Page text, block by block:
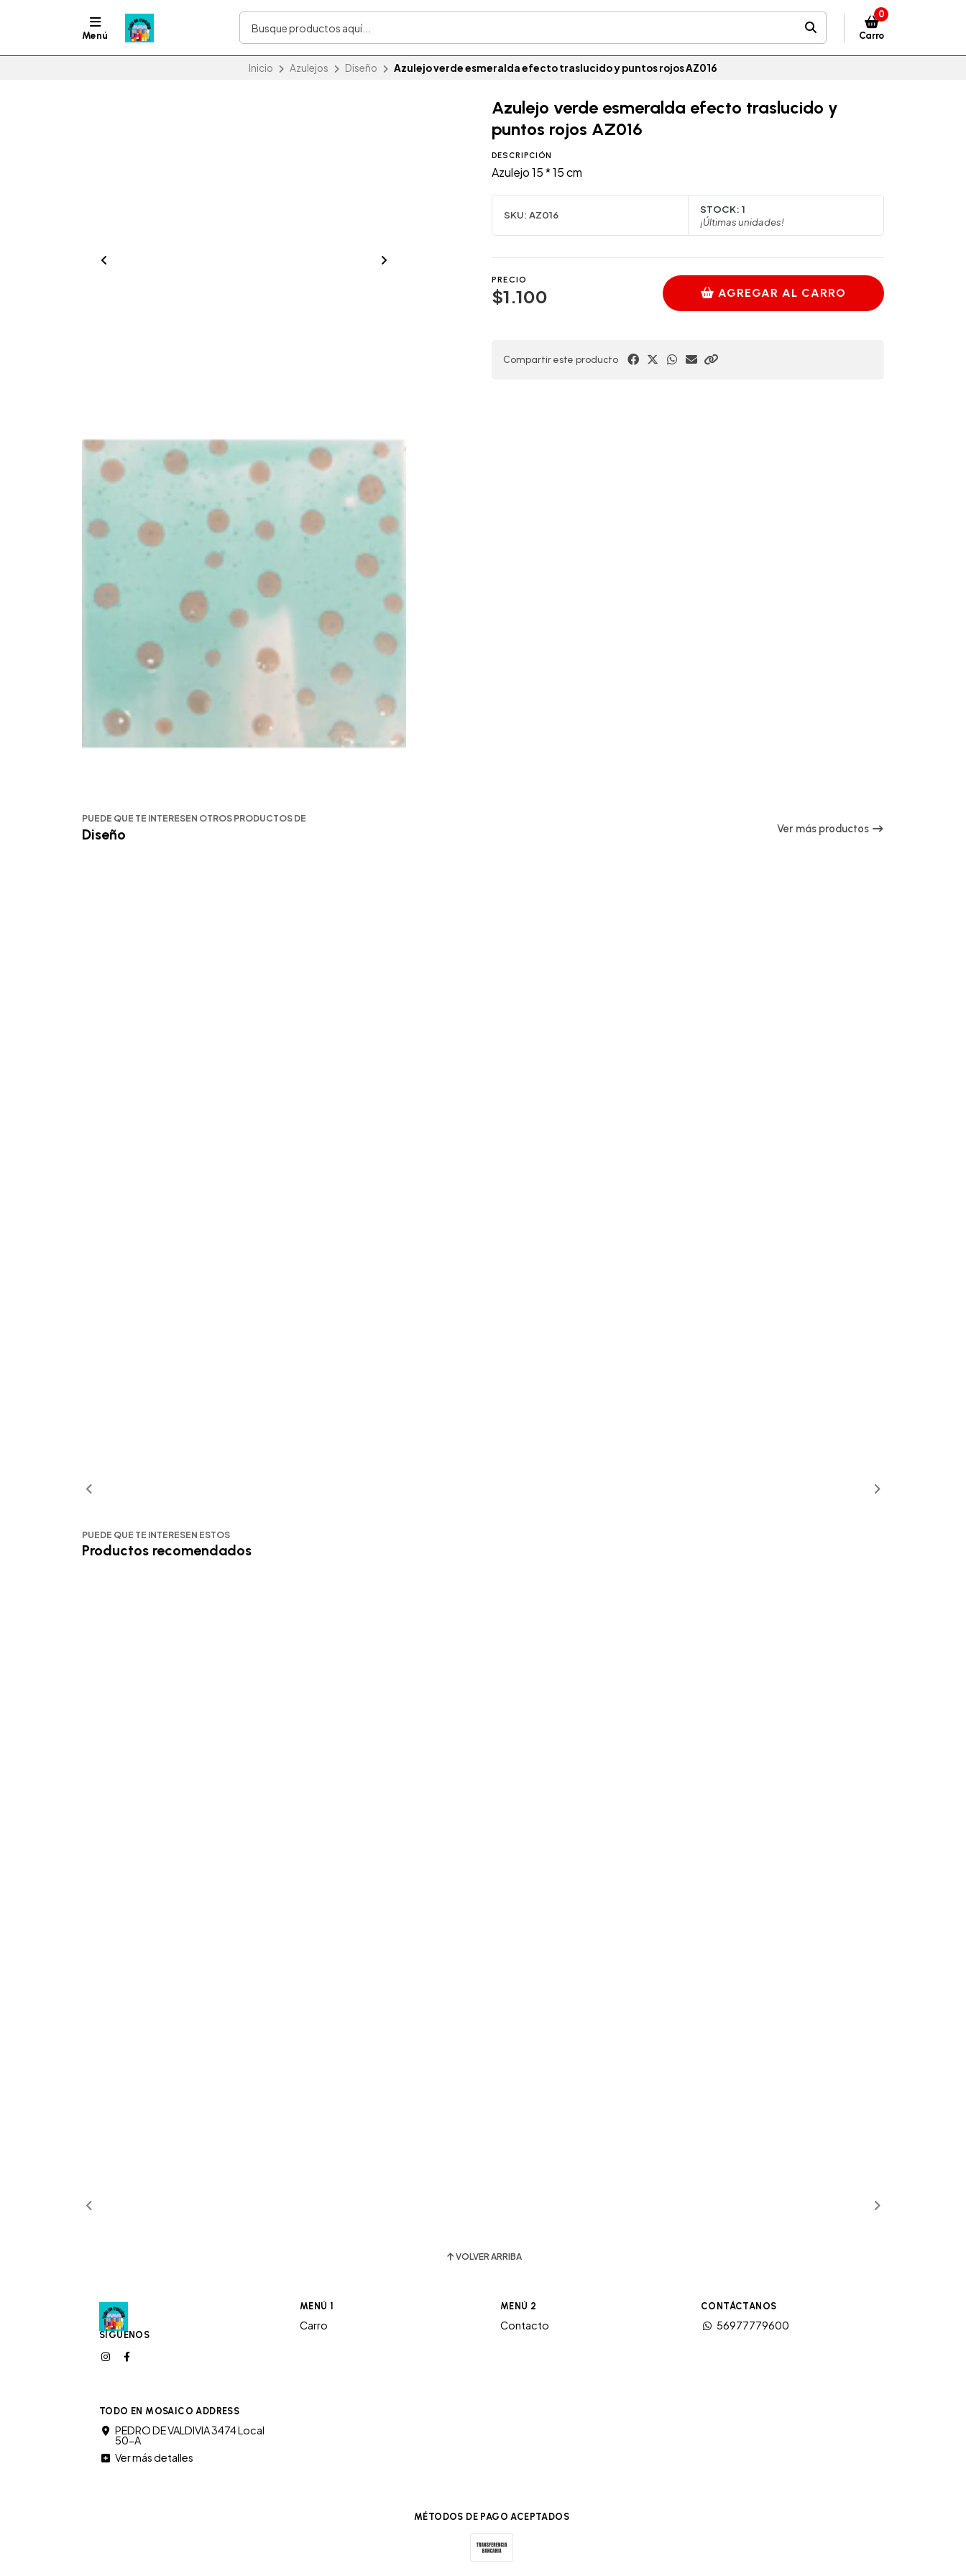
Menú
0
Carro
Inicio Azulejos Diseño Azulejo verde esmeralda efecto traslucido y puntos rojos AZ016
Azulejo verde esmeralda efecto traslucido y
puntos rojos AZ016
DESCRIPCIÓN
Azulejo 15 * 15 cm
SKU: AZ016 STOCK: 1
¡Últimas unidades!
PRECIO
$1.100 AGREGAR AL CARRO
Compartir este producto
PUEDE QUE TE INTERESEN OTROS PRODUCTOS DE
Diseño Ver más productos
PUEDE QUE TE INTERESEN ESTOS
Productos recomendados
VOLVER ARRIBA
SÍGUENOS
MENÚ 1
Carro
MENÚ 2
Contacto
CONTÁCTANOS
56977779600
TODO EN MOSAICO ADDRESS
PEDRO DE VALDIVIA 3474 Local
50-A
Ver más detalles
MÉTODOS DE PAGO ACEPTADOS